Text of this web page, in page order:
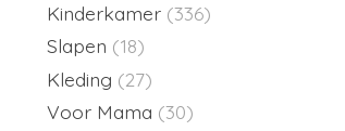
Kinderkamer (336)
Slapen (18)
Kleding (27)
Voor Mama (30)